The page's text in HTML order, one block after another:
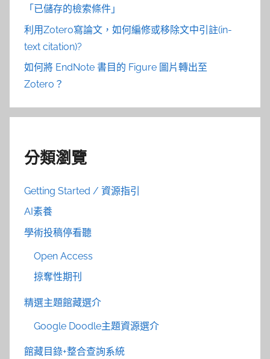
「已儲存的檢索條件」
利用Zotero寫論文，如何編修或移除文中引註(in-
text citation)?
如何將 EndNote 書目的 Figure 圖片轉出至
Zotero？
分類瀏覽
Getting Started / 資源指引
AI素養
學術投稿停看聽
Open Access
掠奪性期刊
精選主題館藏選介
Google Doodle主題資源選介
館藏目錄+整合查詢系統